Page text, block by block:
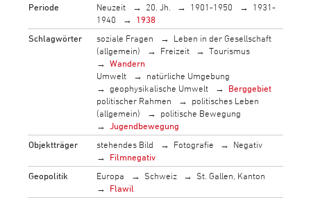
Periode
Neuzeit 20. Jh. 1901-1950
1931-
1940
1938
Schlagwörter
soziale Fragen
Leben in der Gesellschaft
(allgemein)
Freizeit
Tourismus
Wandern
Umwelt
natürliche Umgebung
geophysikalische Umwelt
Berggebiet
politischer Rahmen
politisches Leben
(allgemein)
politische Bewegung
Jugendbewegung
Objektträger
stehendes Bild Fotografie
Negativ
Filmnegativ
Geopolitik
Europa Schweiz
St. Gallen, Kanton
Flawil